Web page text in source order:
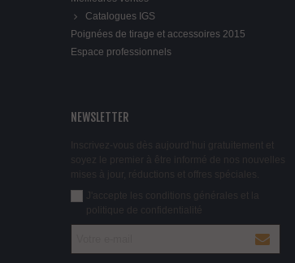
Catalogues IGS
Poignées de tirage et accessoires 2015
Espace professionnels
NEWSLETTER
Inscrivez-vous dès aujourd’hui gratuitement et
soyez le premier à être informé de nos nouvelles
mises à jour, réductions et offres spéciales.
J'accepte les conditions générales et la
politique de confidentialité